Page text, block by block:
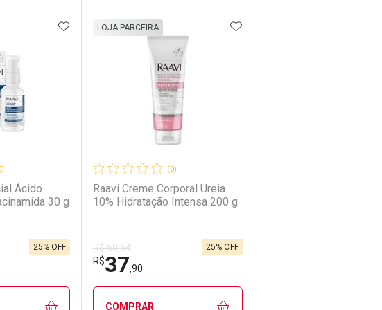
FECHAR
FECHAR FECHAR
Laboratório
Ativar Desconto
Comprar sem Desconto
FECHAR
Por Menos
Comprar sem Desconto
Ácido
30 g
25% OFF
ADICIONAR AOS FAVORITOS
(0)
Raavi Creme Corporal Ureia
10% Hidratação Intensa 200 g
LOJA PARCEIRA
R$ 50,54
R$37,90
25% OFF
ADICIONAR AOS
COMPRAR